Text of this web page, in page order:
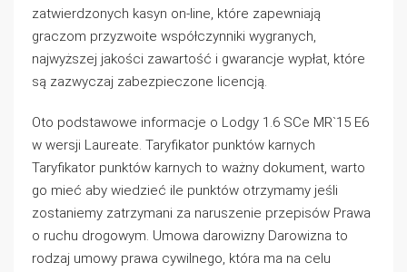
zatwierdzonych kasyn on-line, które zapewniają
graczom przyzwoite współczynniki wygranych,
najwyższej jakości zawartość i gwarancje wypłat, które
są zazwyczaj zabezpieczone licencją.
Oto podstawowe informacje o Lodgy 1.6 SCe MR`15 E6
w wersji Laureate. Taryfikator punktów karnych
Taryfikator punktów karnych to ważny dokument, warto
go mieć aby wiedzieć ile punktów otrzymamy jeśli
zostaniemy zatrzymani za naruszenie przepisów Prawa
o ruchu drogowym. Umowa darowizny Darowizna to
rodzaj umowy prawa cywilnego, która ma na celu